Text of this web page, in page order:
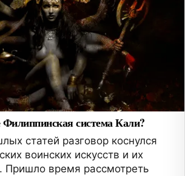
Филиппинская система Кали?
статей разговор коснулся
воинских искусств и их
Пришло время рассмотреть